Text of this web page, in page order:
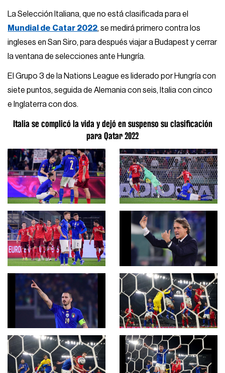
La Selección Italiana, que no está clasificada para el
Mundial de Catar 2022, se medirá primero contra los
ingleses en San Siro, para después viajar a Budapest y cerrar
la ventana de selecciones ante Hungría.
El Grupo 3 de la Nations League es liderado por Hungría con
siete puntos, seguida de Alemania con seis, Italia con cinco
e Inglaterra con dos.
Italia se complicó la vida y dejó en suspenso su clasificación
para Qatar 2022